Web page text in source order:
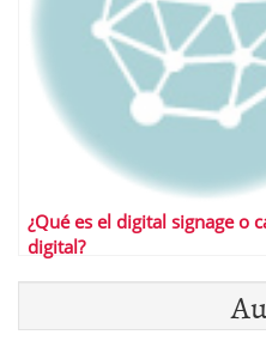
¿Qué es el digital signage o
digital?